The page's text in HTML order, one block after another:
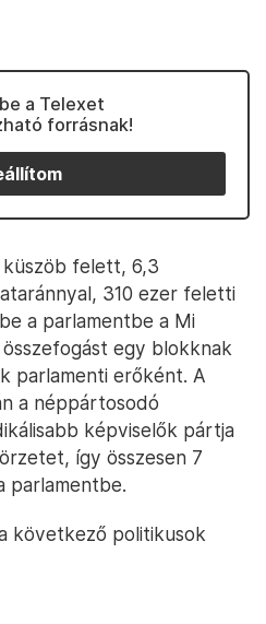
a Telexet
forrásnak!
küszöb felett, 6,3
310 ezer feletti
a parlamentbe a Mi
egy blokknak
parlamenti erőként. A
a néppártosodó
képviselők pártja
így összesen 7
parlamentbe.
következő politikusok